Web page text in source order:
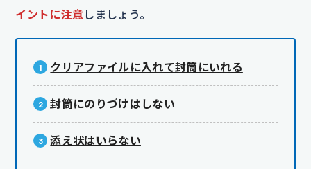
イントに注意 しましょう。
クリアファイルに入れて封筒にいれる
封筒にのりづけはしない
添え状はいらない